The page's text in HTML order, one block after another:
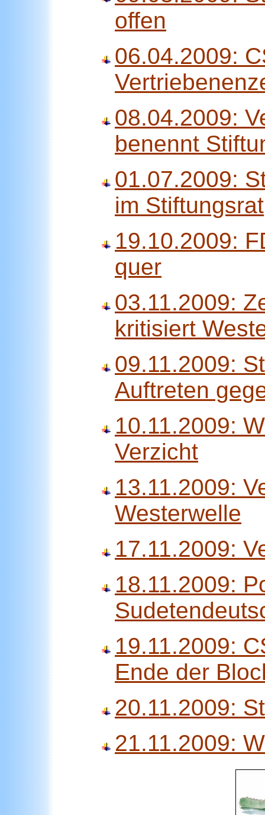
offen
06.04.2009:
08.04.2009:
benennt
01.07.2009:
im Stiftungsrat
19.10.2009:
quer
03.11.2009:
kritisiert
09.11.2009:
Auftreten
10.11.2009:
Verzicht
13.11.2009:
Westerwelle
17.11.2009:
18.11.2009:
19.11.2009:
Ende der
20.11.2009:
21.11.2009: